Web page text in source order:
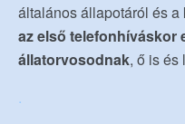
általános állapotáról és
az első telefonhíváskor
állatorvosodnak, ő is és
.